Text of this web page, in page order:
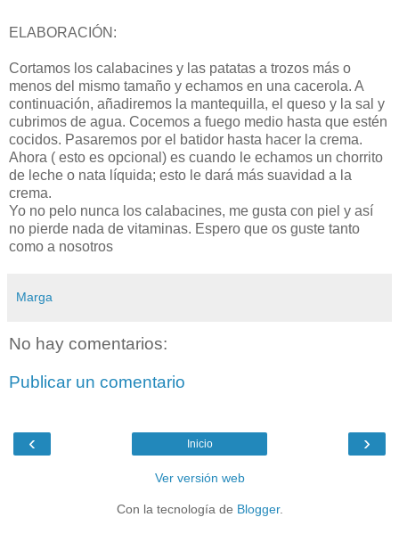
ELABORACIÓN:
Cortamos los calabacines y las patatas a trozos más o
menos del mismo tamaño y echamos en una cacerola. A
continuación, añadiremos la mantequilla, el queso y la sal y
cubrimos de agua. Cocemos a fuego medio hasta que estén
cocidos. Pasaremos por el batidor hasta hacer la crema.
Ahora ( esto es opcional) es cuando le echamos un chorrito
de leche o nata líquida; esto le dará más suavidad a la
crema.
Yo no pelo nunca los calabacines, me gusta con piel y así
no pierde nada de vitaminas. Espero que os guste tanto
como a nosotros
Marga
No hay comentarios:
Publicar un comentario
‹ ›
Inicio
Ver versión web
Con la tecnología de Blogger.